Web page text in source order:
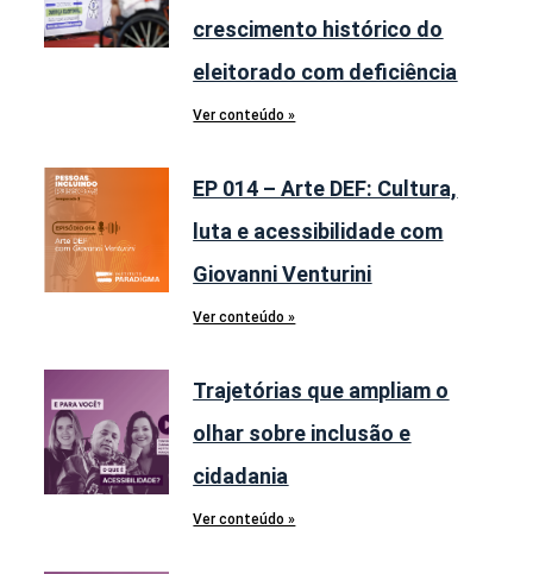
crescimento histórico do
eleitorado com deficiência
Ver conteúdo »
EP 014 – Arte DEF: Cultura,
luta e acessibilidade com
Giovanni Venturini
Ver conteúdo »
Trajetórias que ampliam o
olhar sobre inclusão e
cidadania
Ver conteúdo »